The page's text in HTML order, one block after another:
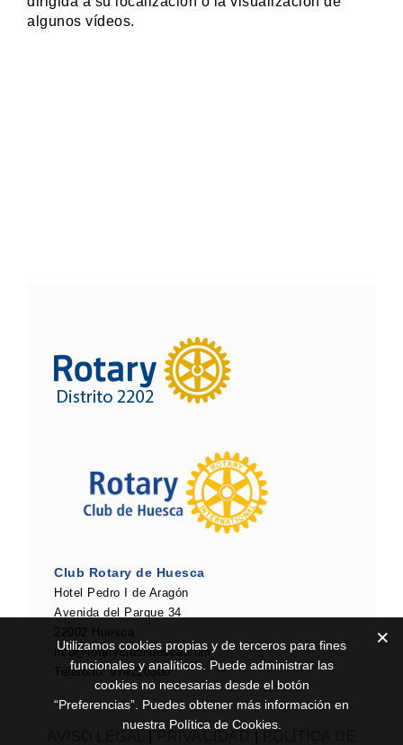
algunos vídeos.
Club Rotary de Huesca
Hotel Pedro I de Aragón
Avenida del Parque 34
22002 Huesca
info@rotaryclubhuesca.com
Teléfono: 974220300
Utilizamos cookies propias y de terceros para fines
funcionales y analíticos. Puede administrar las
cookies no necesarias desde el botón
“Preferencias”. Puedes obtener más información en
nuestra Política de Cookies.